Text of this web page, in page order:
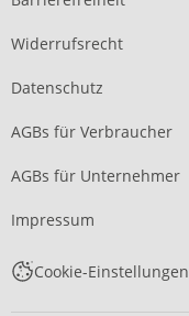
Widerrufsrecht
Datenschutz
AGBs für Verbraucher
AGBs für Unternehmer
Impressum
Cookie-Einstellungen